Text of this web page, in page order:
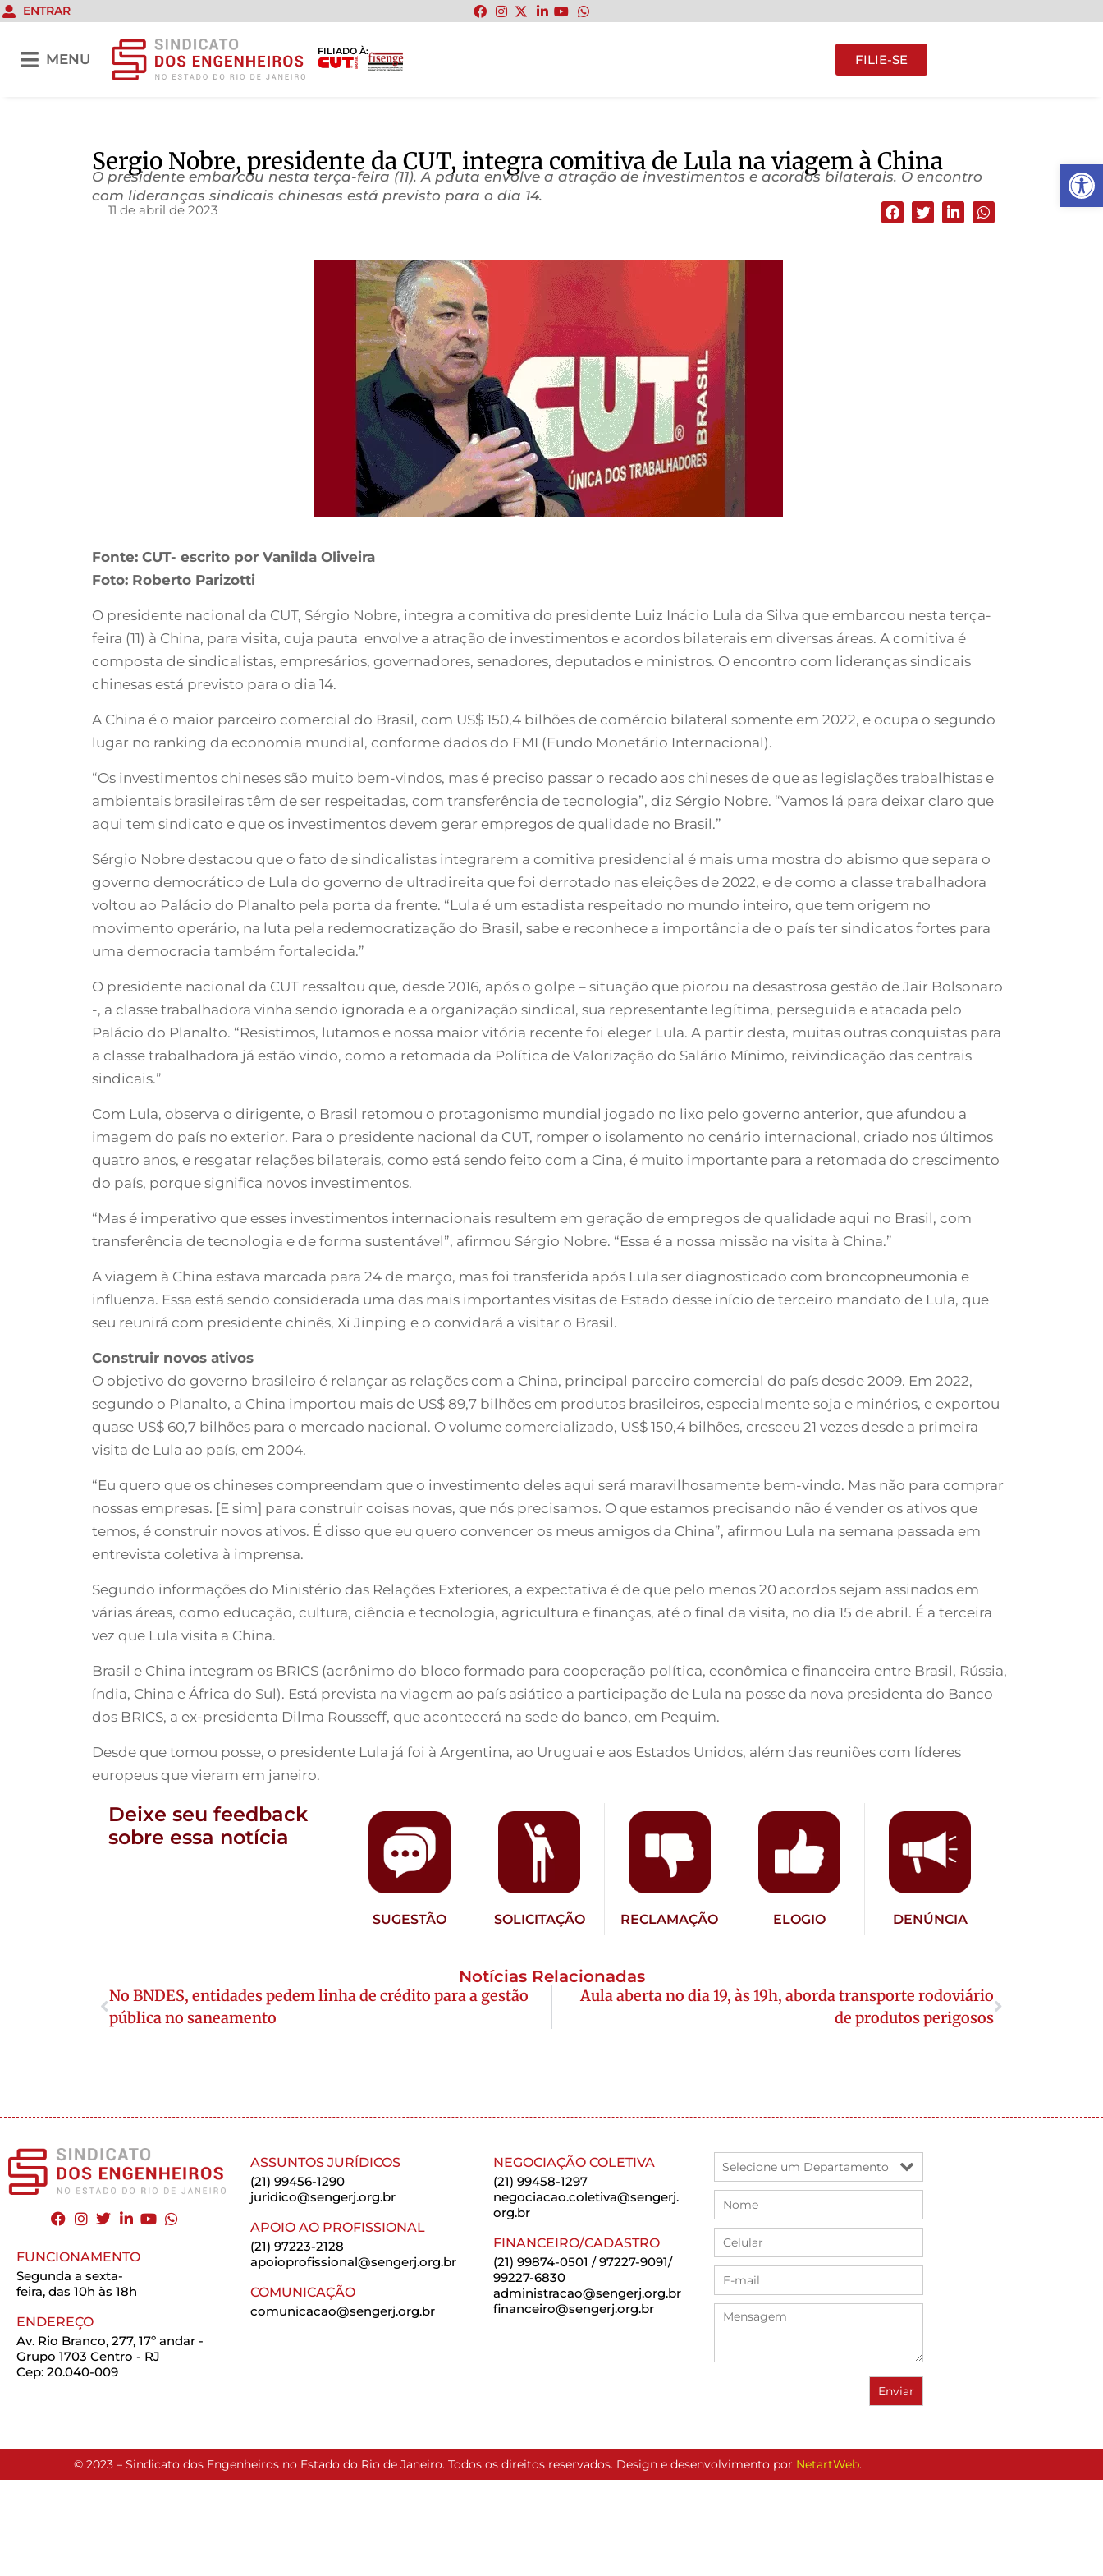
Abrir
ENTRAR
MENU
FILIADO À:
FILIE-SE
Sergio Nobre, presidente da CUT, integra comitiva de Lula na viagem à China
O presidente embarcou nesta terça-feira (11). A pauta envolve a atração de investimentos e acordos bilaterais. O encontro
com lideranças sindicais chinesas está previsto para o dia 14.
11 de abril de 2023
Fonte: CUT- escrito por Vanilda Oliveira
Foto: Roberto Parizotti
O presidente nacional da CUT, Sérgio Nobre, integra a comitiva do presidente Luiz Inácio Lula da Silva que embarcou nesta terça-
feira (11) à China, para visita, cuja pauta envolve a atração de investimentos e acordos bilaterais em diversas áreas. A comitiva é
composta de sindicalistas, empresários, governadores, senadores, deputados e ministros. O encontro com lideranças sindicais
chinesas está previsto para o dia 14.
A China é o maior parceiro comercial do Brasil, com US$ 150,4 bilhões de comércio bilateral somente em 2022, e ocupa o segundo
lugar no ranking da economia mundial, conforme dados do FMI (Fundo Monetário Internacional).
“Os investimentos chineses são muito bem-vindos, mas é preciso passar o recado aos chineses de que as legislações trabalhistas e
ambientais brasileiras têm de ser respeitadas, com transferência de tecnologia”, diz Sérgio Nobre. “Vamos lá para deixar claro que
aqui tem sindicato e que os investimentos devem gerar empregos de qualidade no Brasil.”
Sérgio Nobre destacou que o fato de sindicalistas integrarem a comitiva presidencial é mais uma mostra do abismo que separa o
governo democrático de Lula do governo de ultradireita que foi derrotado nas eleições de 2022, e de como a classe trabalhadora
voltou ao Palácio do Planalto pela porta da frente. “Lula é um estadista respeitado no mundo inteiro, que tem origem no
movimento operário, na luta pela redemocratização do Brasil, sabe e reconhece a importância de o país ter sindicatos fortes para
uma democracia também fortalecida.”
O presidente nacional da CUT ressaltou que, desde 2016, após o golpe – situação que piorou na desastrosa gestão de Jair Bolsonaro
-, a classe trabalhadora vinha sendo ignorada e a organização sindical, sua representante legítima, perseguida e atacada pelo
Palácio do Planalto. “Resistimos, lutamos e nossa maior vitória recente foi eleger Lula. A partir desta, muitas outras conquistas para
a classe trabalhadora já estão vindo, como a retomada da Política de Valorização do Salário Mínimo, reivindicação das centrais
sindicais.”
Com Lula, observa o dirigente, o Brasil retomou o protagonismo mundial jogado no lixo pelo governo anterior, que afundou a
imagem do país no exterior. Para o presidente nacional da CUT, romper o isolamento no cenário internacional, criado nos últimos
quatro anos, e resgatar relações bilaterais, como está sendo feito com a Cina, é muito importante para a retomada do crescimento
do país, porque significa novos investimentos.
“Mas é imperativo que esses investimentos internacionais resultem em geração de empregos de qualidade aqui no Brasil, com
transferência de tecnologia e de forma sustentável”, afirmou Sérgio Nobre. “Essa é a nossa missão na visita à China.”
A viagem à China estava marcada para 24 de março, mas foi transferida após Lula ser diagnosticado com broncopneumonia e
influenza. Essa está sendo considerada uma das mais importantes visitas de Estado desse início de terceiro mandato de Lula, que
seu reunirá com presidente chinês, Xi Jinping e o convidará a visitar o Brasil.
Construir novos ativos
O objetivo do governo brasileiro é relançar as relações com a China, principal parceiro comercial do país desde 2009. Em 2022,
segundo o Planalto, a China importou mais de US$ 89,7 bilhões em produtos brasileiros, especialmente soja e minérios, e exportou
quase US$ 60,7 bilhões para o mercado nacional. O volume comercializado, US$ 150,4 bilhões, cresceu 21 vezes desde a primeira
visita de Lula ao país, em 2004.
“Eu quero que os chineses compreendam que o investimento deles aqui será maravilhosamente bem-vindo. Mas não para comprar
nossas empresas. [E sim] para construir coisas novas, que nós precisamos. O que estamos precisando não é vender os ativos que
temos, é construir novos ativos. É disso que eu quero convencer os meus amigos da China”, afirmou Lula na semana passada em
entrevista coletiva à imprensa.
Segundo informações do Ministério das Relações Exteriores, a expectativa é de que pelo menos 20 acordos sejam assinados em
várias áreas, como educação, cultura, ciência e tecnologia, agricultura e finanças, até o final da visita, no dia 15 de abril. É a terceira
vez que Lula visita a China.
Brasil e China integram os BRICS (acrônimo do bloco formado para cooperação política, econômica e financeira entre Brasil, Rússia,
índia, China e África do Sul). Está prevista na viagem ao país asiático a participação de Lula na posse da nova presidenta do Banco
dos BRICS, a ex-presidenta Dilma Rousseff, que acontecerá na sede do banco, em Pequim.
Desde que tomou posse, o presidente Lula já foi à Argentina, ao Uruguai e aos Estados Unidos, além das reuniões com líderes
europeus que vieram em janeiro.
Deixe seu feedback
sobre essa notícia
SUGESTÃO SOLICITAÇÃO RECLAMAÇÃO ELOGIO DENÚNCIA
Notícias Relacionadas
No BNDES, entidades pedem linha de crédito para a gestão
pública no saneamento
Aula aberta no dia 19, às 19h, aborda transporte rodoviário
de produtos perigosos
FUNCIONAMENTO
Segunda a sexta-
feira, das 10h às 18h
ENDEREÇO
Av. Rio Branco, 277, 17º andar -
Grupo 1703 Centro - RJ
Cep: 20.040-009
ASSUNTOS JURÍDICOS
(21) 99456-1290
juridico@sengerj.org.br
APOIO AO PROFISSIONAL
(21) 97223-2128
apoioprofissional@sengerj.org.br
COMUNICAÇÃO
comunicacao@sengerj.org.br
NEGOCIAÇÃO COLETIVA
(21) 99458-1297
negociacao.coletiva@sengerj.
org.br
FINANCEIRO/CADASTRO
(21) 99874-0501 / 97227-9091/
99227-6830
administracao@sengerj.org.br
financeiro@sengerj.org.br
© 2023 – Sindicato dos Engenheiros no Estado do Rio de Janeiro. Todos os direitos reservados. Design e desenvolvimento por NetartWeb.